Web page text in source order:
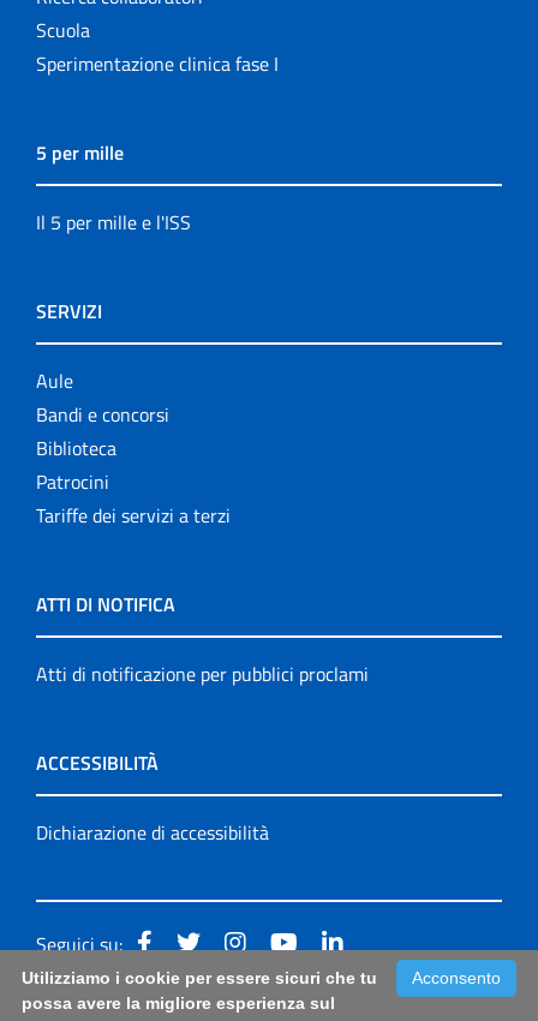
Scuola
Sperimentazione clinica fase I
5 per mille
Il 5 per mille e l'ISS
SERVIZI
Aule
Bandi e concorsi
Biblioteca
Patrocini
Tariffe dei servizi a terzi
ATTI DI NOTIFICA
Atti di notificazione per pubblici proclami
ACCESSIBILITÀ
Dichiarazione di accessibilità
Seguici su:
Accessibilità: form di segnalazione di prima istanza per
Acconsento
Utilizziamo i cookie per essere sicuri che tu
possa avere la migliore esperienza sul